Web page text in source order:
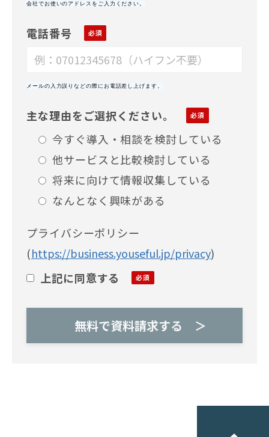
会社でお使いのアドレスをご入力ください。
電話番号
メールの入力誤りなどの際にお電話差し上げます。
主な理由をご選択ください。
今すぐ導入・相談を検討している
他サービスと比較検討している
将来に向けて情報収集している
なんとなく興味がある
プライバシーポリシー
(https://business.youseful.jp/privacy)
上記に同意する